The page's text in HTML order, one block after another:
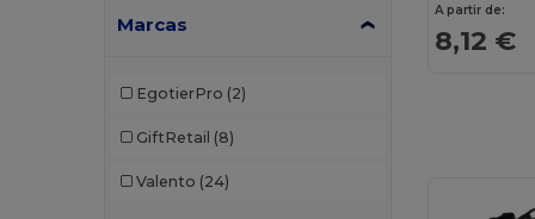
Marcas
EgotierPro (2)
GiftRetail (8)
Valento (24)
A partir de:
8,12 €